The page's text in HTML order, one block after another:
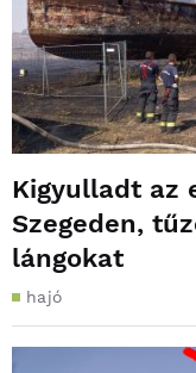
Kigyulladt az
Szegeden,
lángokat
hajó